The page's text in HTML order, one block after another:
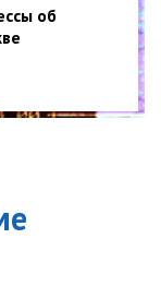
об